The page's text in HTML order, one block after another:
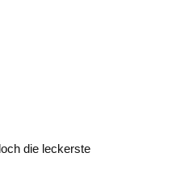
die leckerste